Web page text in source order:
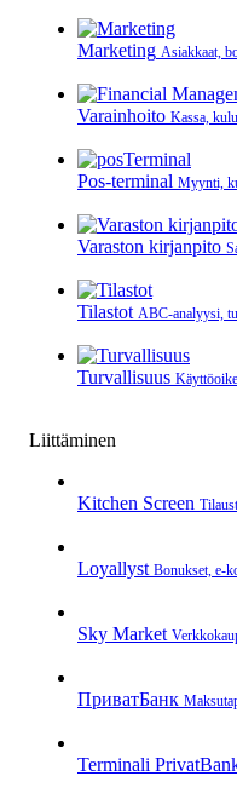
Marketing Asiakkaat,
Varainhoito Kassa,
Pos-terminal Myynti,
Varaston kirjanpito
Tilastot ABC-analyysi,
Turvallisuus
Liittäminen
Kitchen Screen
Loyallyst Bonukset,
Sky Market
ПриватБанк
Terminali